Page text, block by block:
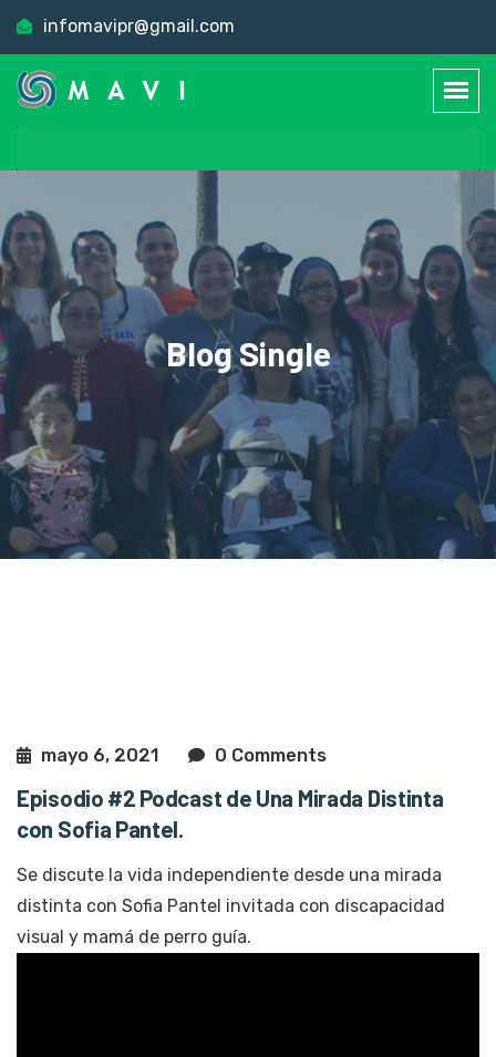
infomavipr@gmail.com
Blog Single
mayo 6, 2021 0 Comments
Episodio #2 Podcast de Una Mirada Distinta
con Sofia Pantel.
Se discute la vida independiente desde una mirada
distinta con Sofia Pantel invitada con discapacidad
visual y mamá de perro guía.